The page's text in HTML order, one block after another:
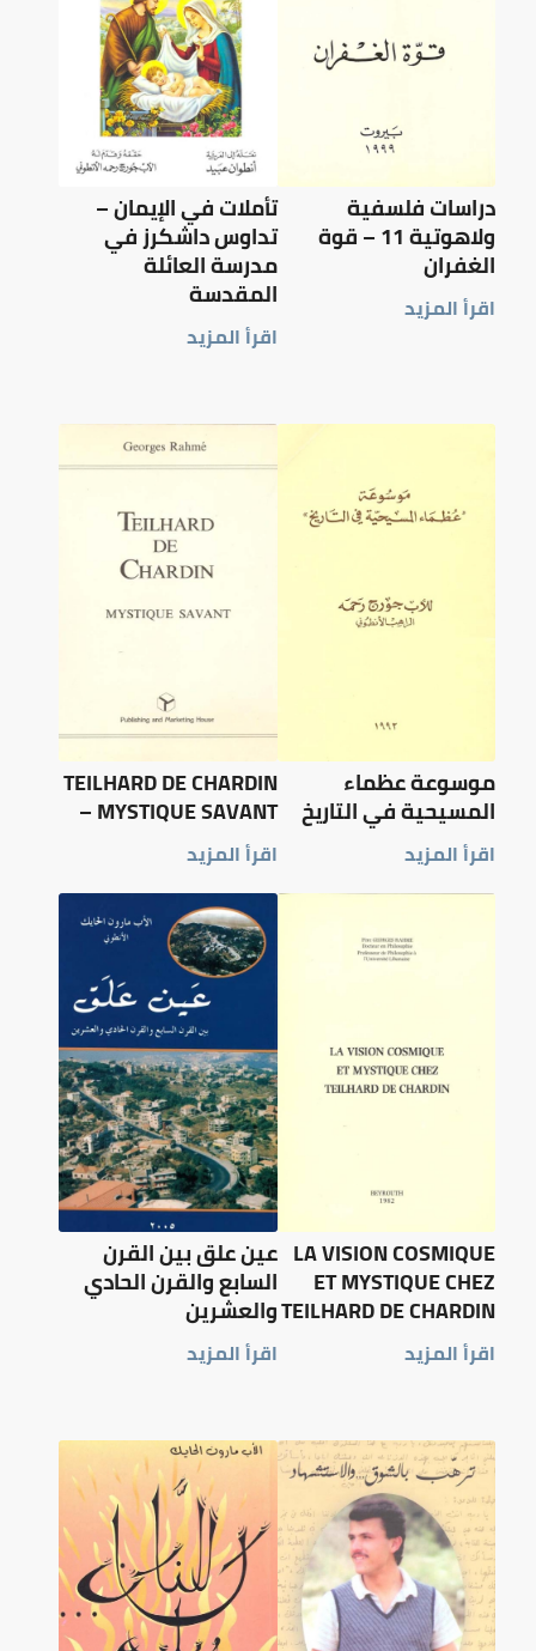
دراسات فلسفية
ولاهوتية 11 – قوة
الغفران
اقرأ المزيد
تأملات في الإيمان –
تداوس داشكرز في
مدرسة العائلة
المقدسة
اقرأ المزيد
موسوعة عظماء
المسيحية في التاريخ
اقرأ المزيد
TEILHARD DE CHARDIN
– MYSTIQUE SAVANT
اقرأ المزيد
LA VISION COSMIQUE
ET MYSTIQUE CHEZ
TEILHARD DE CHARDIN
اقرأ المزيد
عين علق بين القرن
السابع والقرن الحادي
والعشرين
اقرأ المزيد